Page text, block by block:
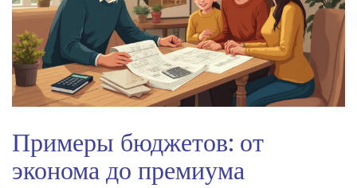
Примеры бюджетов: от
эконома до премиума